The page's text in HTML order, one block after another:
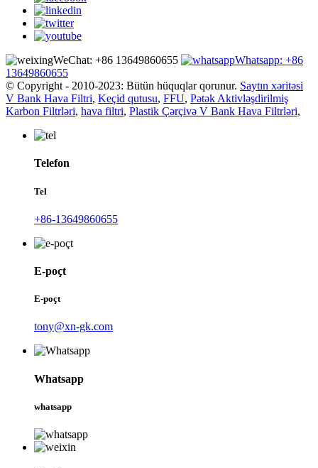
WeChat: +86 13649860655
Whatsapp: +86
13649860655
© Copyright - 2010-2023: Bütün hüquqlar qorunur. Saytın xəritəsi
V Bank Hava Filtri, Keçid qutusu, FFU, Pətək Aktivləşdirilmiş
Karbon Filtrləri, hava filtri, Plastik Çərçivə V Bank Hava Filtrləri,
Telefon
Tel
+86-13649860655
E-poçt
E-poçt
tony@xn-gk.com
Whatsapp
whatsapp